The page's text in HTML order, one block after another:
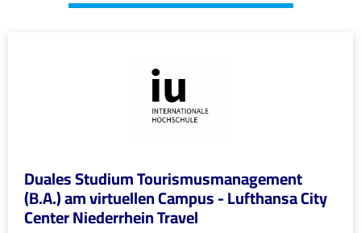
Duales Studium Tourismusmanagement
(B.A.) am virtuellen Campus - Lufthansa City
Center Niederrhein Travel